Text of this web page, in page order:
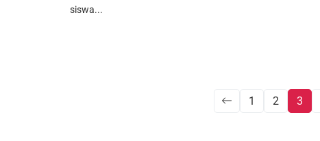
siswa...
1 2 3